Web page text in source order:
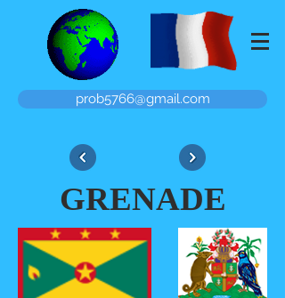
prob5766@gmail.com
GRENADE